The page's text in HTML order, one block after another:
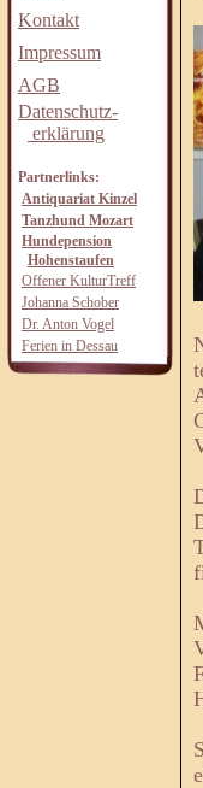
Kontakt
Impressum
AGB
Datenschutz-
erklärung
Partnerlinks:
Antiquariat Kinzel
Tanzhund Mozart
Hundepension
Hohenstaufen
Offener KulturTreff
Johanna Schober
Dr. Anton Vogel
Ferien in Dessau